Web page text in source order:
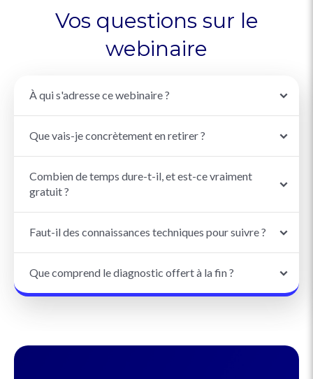
Vos questions sur le
webinaire
À qui s'adresse ce webinaire ?
Que vais-je concrètement en retirer ?
Combien de temps dure-t-il, et est-ce vraiment
gratuit ?
Faut-il des connaissances techniques pour suivre ?
Que comprend le diagnostic offert à la fin ?